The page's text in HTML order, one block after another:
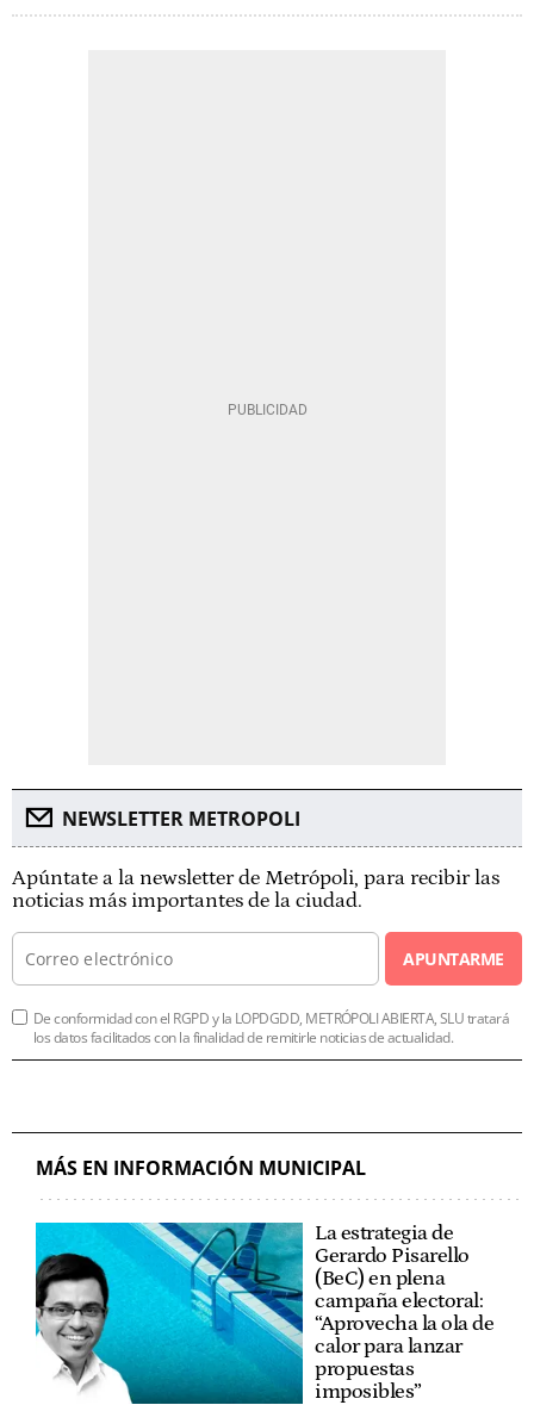
NEWSLETTER METROPOLI
Apúntate a la newsletter de Metrópoli, para recibir las
noticias más importantes de la ciudad.
APUNTARME
De conformidad con el RGPD y la LOPDGDD, METRÓPOLI ABIERTA, SLU tratará
los datos facilitados con la finalidad de remitirle noticias de actualidad.
MÁS EN INFORMACIÓN MUNICIPAL
La estrategia de
Gerardo Pisarello
(BeC) en plena
campaña electoral:
“Aprovecha la ola de
calor para lanzar
propuestas
imposibles”